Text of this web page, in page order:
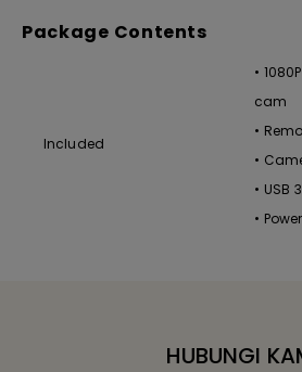
Package Contents
Included
•
cam
•
•
• USB
•
HUBUNGI